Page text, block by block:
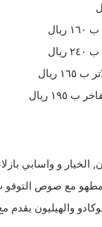
ريال
١٩٥ ريال
و واسابي بازلاء ب
مع صوص التوفو ب ٤٠
والهيليون يقدم